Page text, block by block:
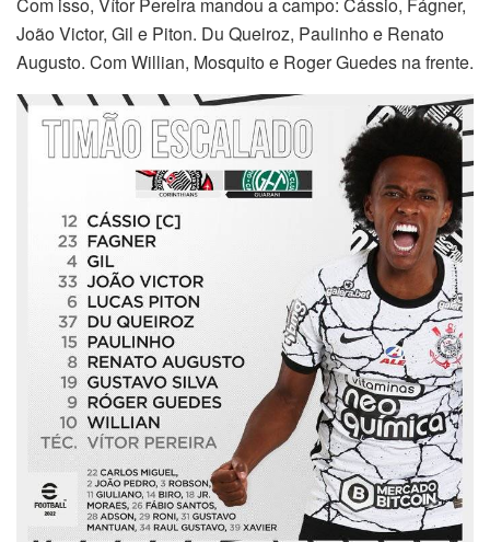
João Victor, Gil e Piton. Du Queiroz, Paulinho e Renato
Augusto. Com Willian, Mosquito e Roger Guedes na frente.